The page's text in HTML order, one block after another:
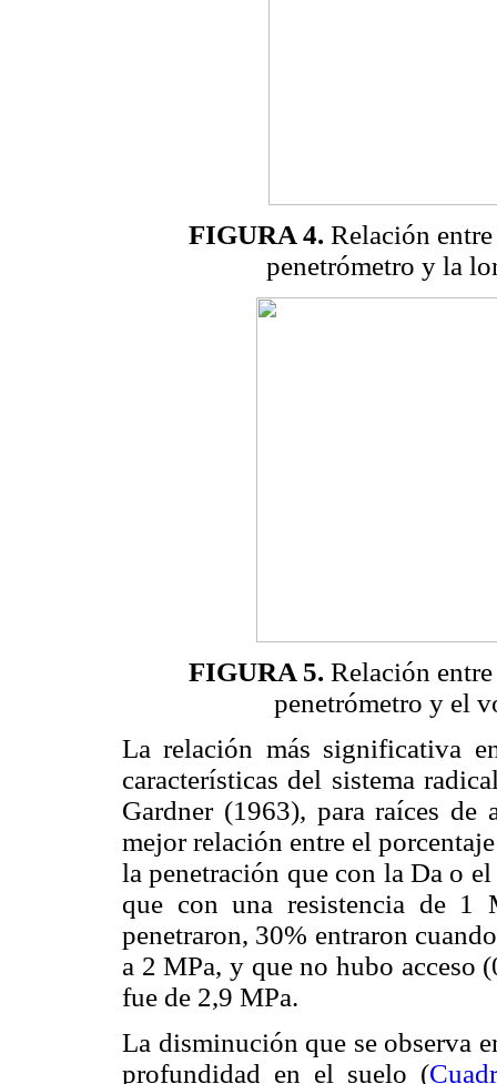
FIGURA 4. Relación
penetrómetro y la
FIGURA 5. Relación
penetrómetro y el
La relación más significativa
características del sistema
Gardner (1963), para raíces de
mejor relación entre el
la penetración que con la Da o
que con una resistencia de 1
penetraron, 30% entraron
a 2 MPa, y que no hubo acceso
fue de 2,9 MPa.
La disminución que se observa
profundidad en el suelo (